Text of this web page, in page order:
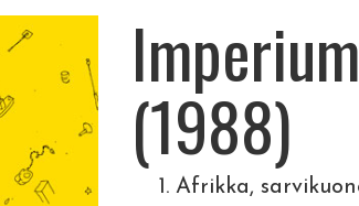
(1988)
Afrikka,